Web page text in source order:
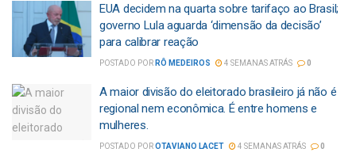
EUA decidem na quarta sobre tarifaço ao Brasil;
governo Lula aguarda ‘dimensão da decisão’
para calibrar reação
POSTADO POR RÔ MEDEIROS 4 SEMANAS ATRÁS 0
A maior divisão do eleitorado brasileiro já não é
regional nem econômica. É entre homens e
mulheres.
POSTADO POROTAVIANO LACET 4 SEMANAS ATRÁS 0